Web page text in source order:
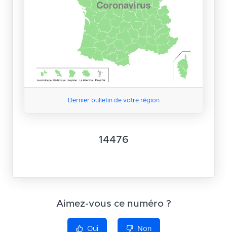
Dernier bulletin de votre région
14476
Aimez-vous ce numéro ?
Oui Non